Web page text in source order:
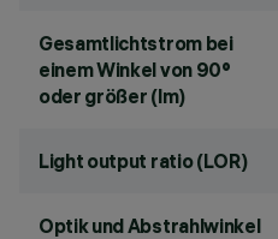
Gesamtlichtstrom bei
einem Winkel von 90°
oder größer (lm)
Light output ratio (LOR)
Optik und Abstrahlwinkel